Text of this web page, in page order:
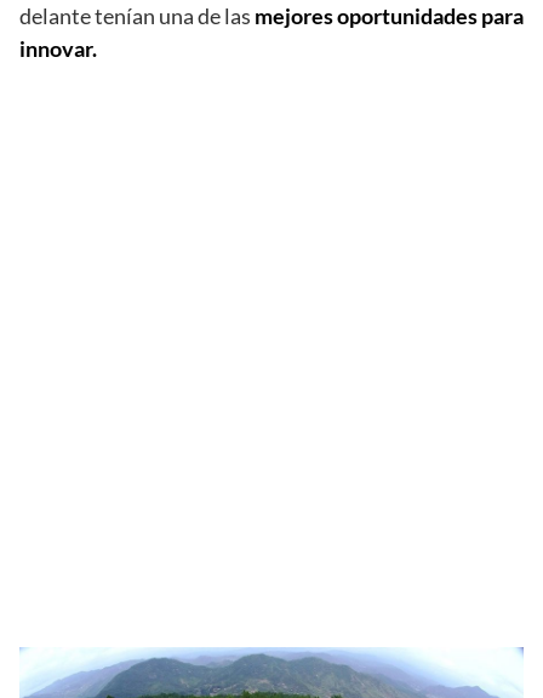
delante tenían una de las mejores oportunidades para
innovar.